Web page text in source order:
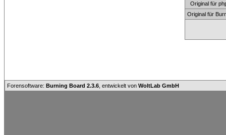
Original für
Original für
Forensoftware: Burning Board 2.3.6 , entwickelt von WoltLab GmbH